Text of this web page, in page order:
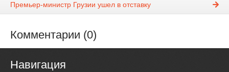
Премьер-министр Грузии ушел в отставку
Комментарии (0)
Навигация